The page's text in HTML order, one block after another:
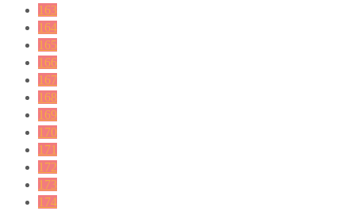
163
164
165
166
167
168
169
170
171
172
173
174